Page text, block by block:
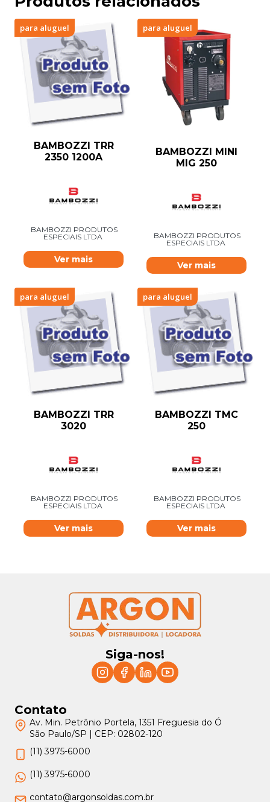
para aluguel
BAMBOZZI TRR
2350 1200A
BAMBOZZI PRODUTOS
ESPECIAIS LTDA
Ver mais
para aluguel
BAMBOZZI MINI
MIG 250
BAMBOZZI PRODUTOS
ESPECIAIS LTDA
Ver mais
para aluguel
BAMBOZZI TRR
3020
BAMBOZZI PRODUTOS
ESPECIAIS LTDA
Ver mais
para aluguel
BAMBOZZI TMC
250
BAMBOZZI PRODUTOS
ESPECIAIS LTDA
Ver mais
Siga-nos!
Contato
Av. Min. Petrônio Portela, 1351 Freguesia do Ó
São Paulo/SP | CEP: 02802-120
(11) 3975-6000
(11) 3975-6000
contato@argonsoldas.com.br